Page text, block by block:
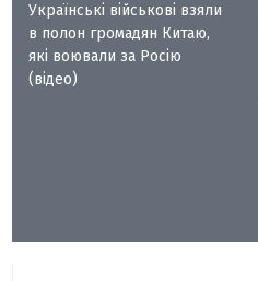
Українські військові взяли
в полон громадян Китаю,
які воювали за Росію
(відео)